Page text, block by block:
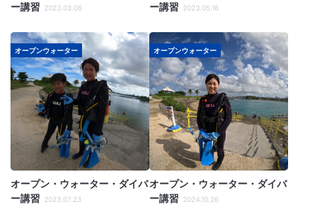
ー講習 2023.03.06
ー講習 2023.05.16
オープンウォーター
オープン・ウォーター・ダイバ
ー講習 2023.07.23
オープンウォーター
オープン・ウォーター・ダイバ
ー講習 2024.10.26